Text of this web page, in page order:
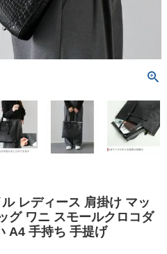
レディース 肩掛け マッ
グ ワニ スモールクロコダ
A4 手持ち 手提げ